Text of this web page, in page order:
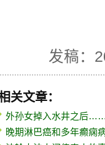
发稿：
关文章：
外孙女掉入水井之后
晚期淋巴癌和多年癫痫